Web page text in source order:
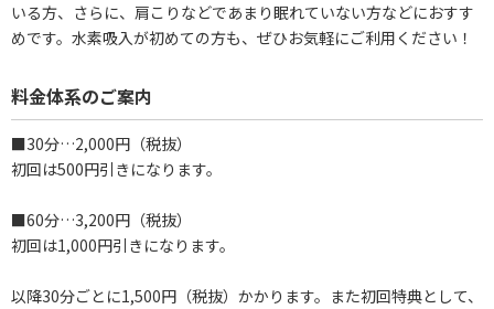
いる方、さらに、肩こりなどであまり眠れていない方などにおすす
めです。水素吸入が初めての方も、ぜひお気軽にご利用ください！
料金体系のご案内
■30分…2,000円（税抜）
初回は500円引きになります。
■60分…3,200円（税抜）
初回は1,000円引きになります。
以降30分ごとに1,500円（税抜）かかります。また初回特典として、